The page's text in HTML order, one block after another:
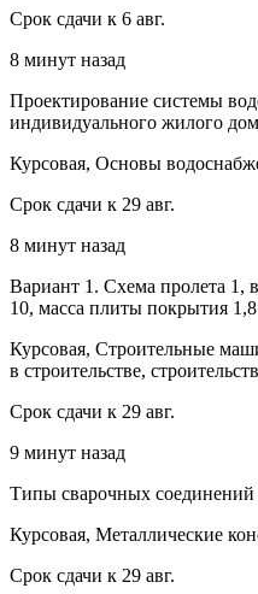
Срок сдачи к 6 авг.
8 минут назад
Проектирование системы
индивидуального жилого
Курсовая, Основы
Срок сдачи к 29 авг.
8 минут назад
Вариант 1. Схема пролета 1,
10, масса плиты покрытия
Курсовая, Строительные
в строительстве,
Срок сдачи к 29 авг.
9 минут назад
Типы сварочных соединений
Курсовая, Металлические
Срок сдачи к 29 авг.